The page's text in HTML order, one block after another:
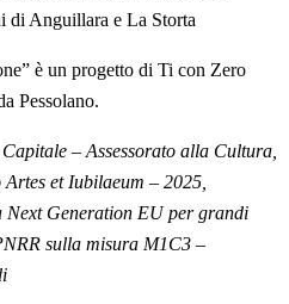
di Anguillara e La Storta
è un progetto di Ti con Zero
Pessolano.
– Assessorato alla Cultura,
et Iubilaeum – 2025,
Next Generation EU per grandi
sulla misura M1C3 –